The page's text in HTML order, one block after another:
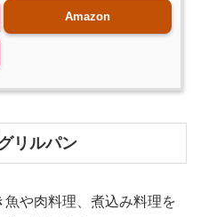
Amazon
リルパン
魚や肉料理、煮込み料理を